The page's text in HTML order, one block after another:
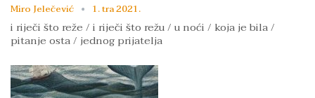
Miro Jelečević 1. tra 2021.
i riječi što reže / i riječi što režu / u noći / koja je bila /
pitanje osta / jednog prijatelja